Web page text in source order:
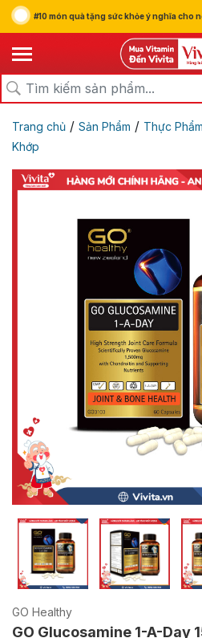
#10 món quà tặng sức khỏe ý nghĩa cho
Trang chủ / Sản Phẩm / Thực
Khớp
GO Healthy
GO Glucosamine 1-A-Day